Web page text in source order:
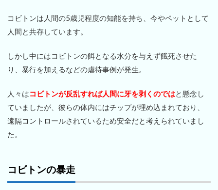
コビトンは人間の5歳児程度の知能を持ち、今やペットとして
人間と共存しています。
しかし中にはコビトンの餌となる水分を与えず餓死させた
り、暴行を加えるなどの虐待事例が発生。
人々はコビトンが反乱すれば人間に牙を剥くのではと懸念し
ていましたが、彼らの体内にはチップが埋め込まれており、
遠隔コントロールされているため安全だと考えられていまし
た。
コビトンの暴走